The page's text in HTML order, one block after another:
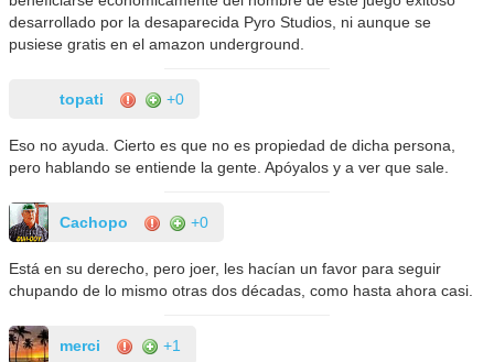
desarrollado por la desaparecida Pyro Studios, ni aunque se
pusiese gratis en el amazon underground.
topati +0
Eso no ayuda. Cierto es que no es propiedad de dicha persona,
pero hablando se entiende la gente. Apóyalos y a ver que sale.
Cachopo +0
Está en su derecho, pero joer, les hacían un favor para seguir
chupando de lo mismo otras dos décadas, como hasta ahora casi.
merci +1